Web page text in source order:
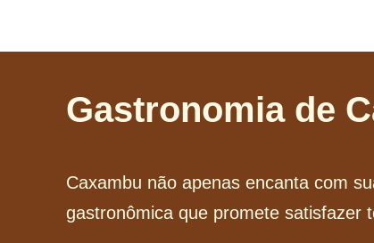
Gastronomia de
Caxambu não apenas encanta com
gastronômica que promete satisfazer